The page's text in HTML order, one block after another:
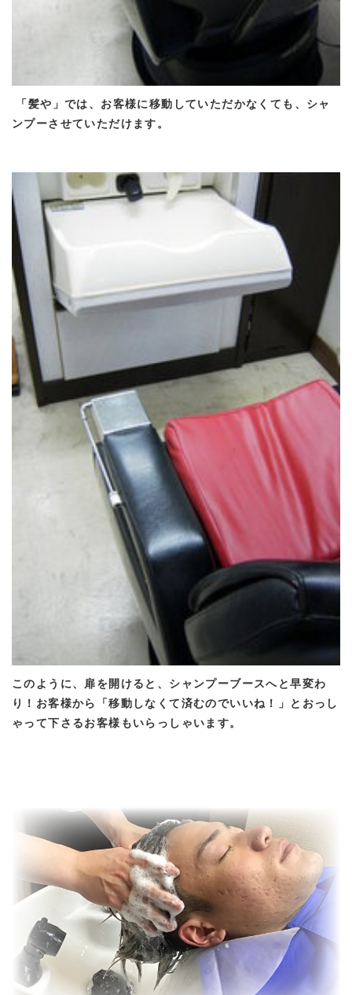
「髪や」では、お客様に移動していただかなくても、シャ
ンプーさせていただけます。
このように、扉を開けると、シャンプーブースへと早変わ
り！お客様から「移動しなくて済むのでいいね！」とおっし
ゃって下さるお客様もいらっしゃいます。